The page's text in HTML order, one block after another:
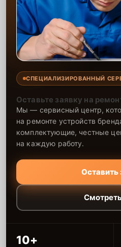
СПЕЦИАЛИЗИРОВАННЫЙ
Оставьте заявку на
Мы — сервисный центр,
на ремонте устройств
комплектующие, честные
на каждую работу.
Оставить
10+